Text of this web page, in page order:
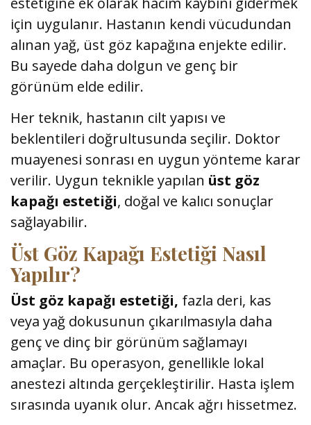
için uygulanır. Hastanın kendi vücudundan
alınan yağ, üst göz kapağına enjekte edilir.
Bu sayede daha dolgun ve genç bir
görünüm elde edilir.
Her teknik, hastanın cilt yapısı ve
beklentileri doğrultusunda seçilir. Doktor
muayenesi sonrası en uygun yönteme karar
verilir. Uygun teknikle yapılan üst göz
kapağı estetiği, doğal ve kalıcı sonuçlar
sağlayabilir.
Üst Göz Kapağı Estetiği Nasıl
Yapılır?
Üst göz kapağı estetiği, fazla deri, kas
veya yağ dokusunun çıkarılmasıyla daha
genç ve dinç bir görünüm sağlamayı
amaçlar. Bu operasyon, genellikle lokal
anestezi altında gerçekleştirilir. Hasta işlem
sırasında uyanık olur. Ancak ağrı hissetmez.